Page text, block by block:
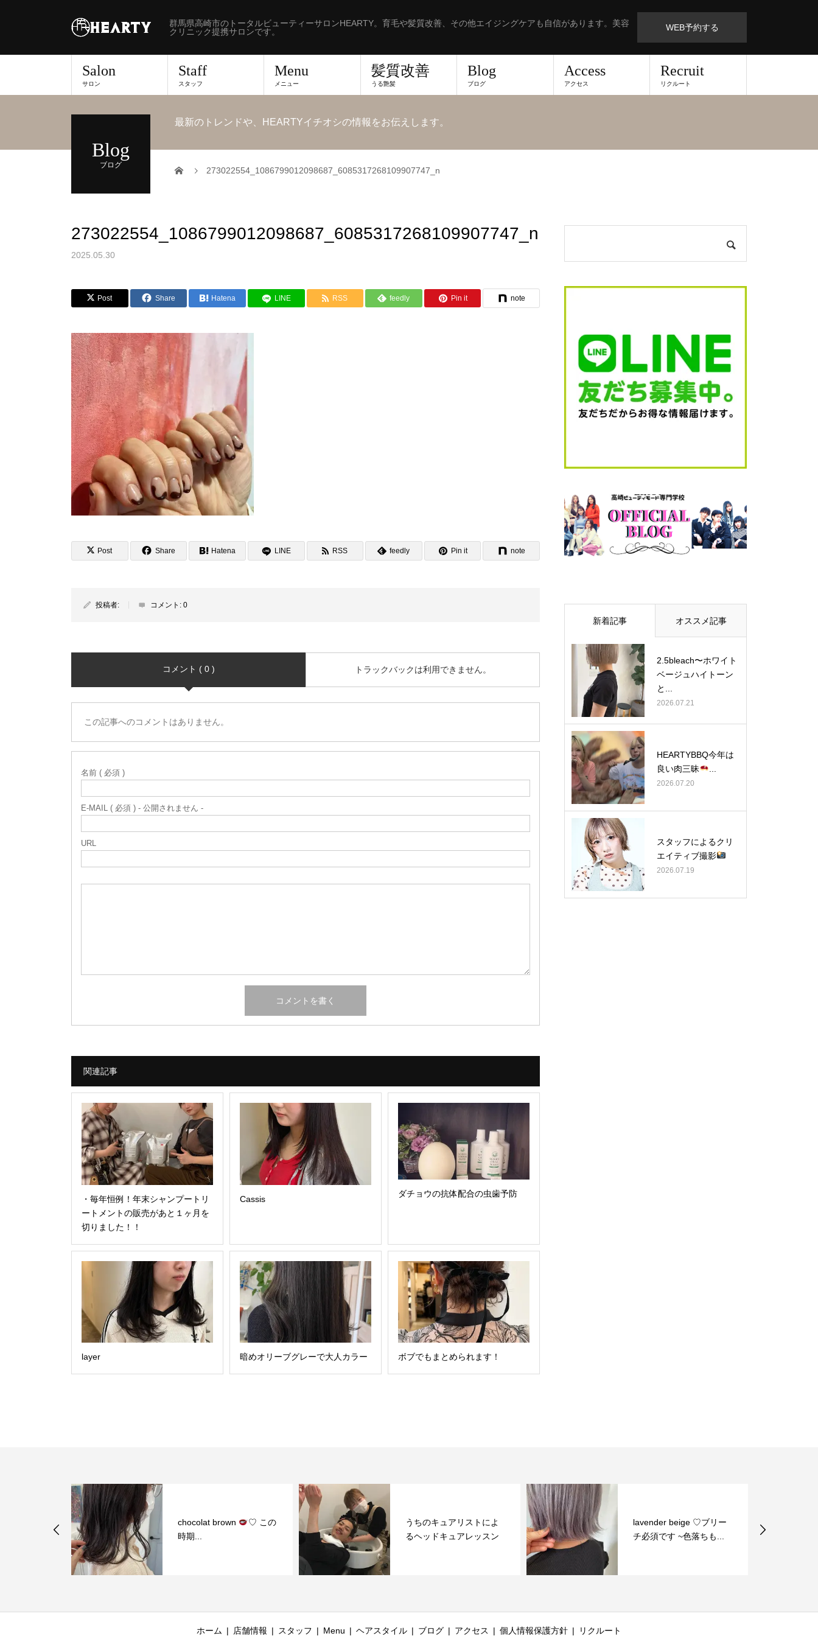
群馬県高崎市のトータルビューティーサロンHEARTY。育毛や髪質改善、その他エイジングケアも自信があります。美容
クリニック提携サロンです。
WEB予約する
Salon
サロン
Staff
スタッフ
Menu
メニュー
髪質改善
うる艶髪
Blog
ブログ
Access
アクセス
Recruit
リクルート
Blog
ブログ
最新のトレンドや、HEARTYイチオシの情報をお伝えします。
273022554_1086799012098687_6085317268109907747_n
273022554_1086799012098687_6085317268109907747_n
2025.05.30
Post Share Hatena LINE RSS feedly Pin it note
Post Share Hatena LINE RSS feedly Pin it note
投稿者: コメント: 0
コメント ( 0 ) トラックバックは利用できません。
この記事へのコメントはありません。
名前 ( 必須 )
E-MAIL ( 必須 ) - 公開されません -
URL
関連記事
・⁣⁣毎年恒例！年末シャンプートリ
ートメントの販売があと１ヶ月を
切りました！！
Cassis⁡⁡
ダチョウの抗体配合の虫歯予防
layer︎ 暗めオリーブグレーで大人カラー ボブでもまとめられます！
新着記事 オススメ記事
2.5bleach〜ホワイト
ベージュ⁡ハイトーン
と...
2026.07.21
HEARTYBBQ今年は
良い肉三昧
2026.07.20
スタッフによるクリ
エイティブ撮影
2026.07.19
うちのキュアリストによ
るヘッドキュアレッスン
lavender beige ♡ブリー
チ必須です ~色落ちも...
セミナーに参加してきま
した！
ホーム 店舗情報 スタッフ Menu ヘアスタイル ブログ アクセス 個人情報保護方針 リクルート